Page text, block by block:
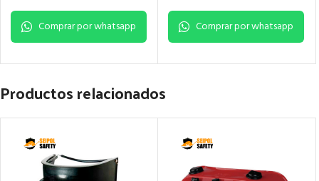
Comprar por whatsapp Comprar por whatsapp
Productos relacionados